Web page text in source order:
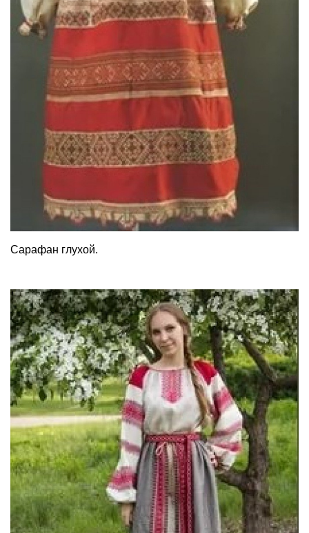
Сарафан глухой.